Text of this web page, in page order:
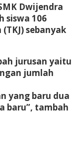
Dwijendra
siswa 106
sebanyak
jurusan yaitu
jumlah
yang baru dua
baru”, tambah